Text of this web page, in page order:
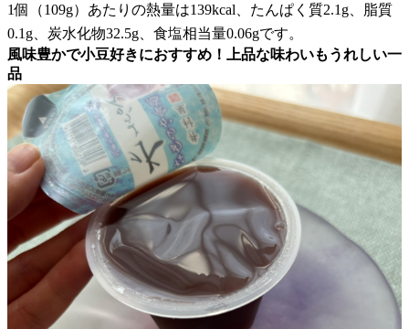
1個（109g）あたりの熱量は139kcal、たんぱく質2.1g、脂質
0.1g、炭水化物32.5g、食塩相当量0.06gです。
風味豊かで小豆好きにおすすめ！上品な味わいもうれしい一
品